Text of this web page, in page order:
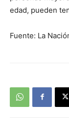
edad, pueden
Fuente: La